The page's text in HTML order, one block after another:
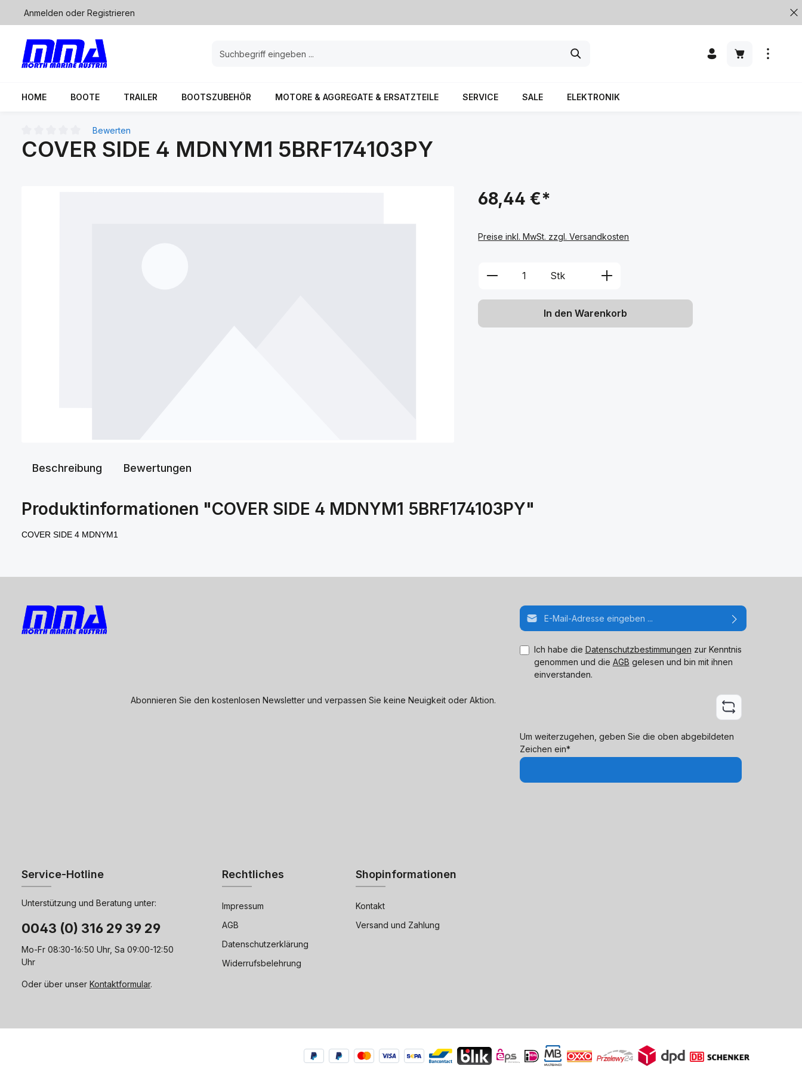
Zur Hauptnavigation springen
Anmelden oder Registrieren
HOME BOOTE TRAILER BOOTSZUBEHÖR MOTORE & AGGREGATE & ERSATZTEILE SERVICE SALE ELEKTRONIK
Durchschnittliche Bewertung von 0 von 5 Sternen
Bewerten
COVER SIDE 4 MDNYM1 5BRF174103PY
68,44 €*
Preise inkl. MwSt. zzgl. Versandkosten
Produkt Anzahl: Gib den gewünschten Wert
Stk
In den Warenkorb
Beschreibung Bewertungen
Produktinformationen "COVER SIDE 4 MDNYM1 5BRF174103PY"
COVER SIDE 4 MDNYM1
Abonnieren Sie den kostenlosen Newsletter und verpassen Sie keine Neuigkeit oder Aktion.
E-Mail-Adresse*
Ich habe die Datenschutzbestimmungen zur Kenntnis
genommen und die AGB gelesen und bin mit ihnen
einverstanden.
Um weiterzugehen, geben Sie die oben abgebildeten
Zeichen ein*
Service-Hotline
Unterstützung und Beratung unter:
0043 (0) 316 29 39 29
Mo-Fr 08:30-16:50 Uhr, Sa 09:00-12:50
Uhr
Oder über unser Kontaktformular.
Rechtliches
Impressum
AGB
Datenschutzerklärung
Widerrufsbelehrung
Shopinformationen
Kontakt
Versand und Zahlung